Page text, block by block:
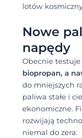
lotów
Nowe
napędy
Obecnie testuje
biopropan, a
do mniejszych
paliwa stałe i
ekonomiczne.
rozwijają
niemal do zera.